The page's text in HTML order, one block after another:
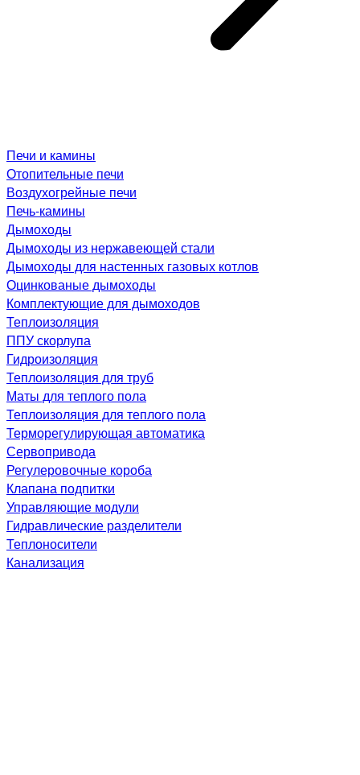
Печи и камины
Отопительные печи
Воздухогрейные печи
Печь-камины
Дымоходы
Дымоходы из нержавеющей стали
Дымоходы для настенных газовых котлов
Оцинкованые дымоходы
Комплектующие для дымоходов
Теплоизоляция
ППУ скорлупа
Гидроизоляция
Теплоизоляция для труб
Маты для теплого пола
Теплоизоляция для теплого пола
Терморегулирующая автоматика
Сервопривода
Регулеровочные короба
Клапана подпитки
Управляющие модули
Гидравлические разделители
Теплоносители
Канализация